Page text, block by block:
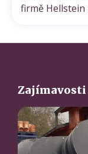
firmě Hellstein
Zajímavosti